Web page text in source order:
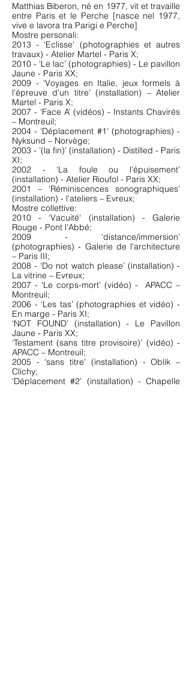
Matthias Biberon, né en 1977, vit et travaille
entre Paris et le Perche [nasce nel 1977,
vive e lavora tra Parigi e Perche]
Mostre personali:
2013 - ‘Eclisse’ (photographies et autres
travaux) - Atelier Martel - Paris X;
2010 - ‘Le lac’ (photographies) - Le pavillon
Jaune - Paris XX;
2009 - ‘Voyages en Italie, jeux formels à
l'épreuve d'un titre’ (installation) – Atelier
Martel - Paris X;
2007 - ‘Face A’ (vidéos) - Instants Chavirés
– Montreuil;
2004 - ‘Déplacement #1’ (photographies) -
Nyksund – Norvège;
2003 - ’(la fin)’ (installation) - Distilled - Paris
XI;
2002 - ‘La foule ou l'épuisement’
(installation) - Atelier Rioufol - Paris XX;
2001 – ‘Réminiscences sonographiques’
(installation) - l'ateliers – Evreux;
Mostre collettive:
2010 - ‘Vacuité‘ (installation) - Galerie
Rouge - Pont l’Abbé;
2009 - ‘distance/immersion’
(photographies) - Galerie de l'architecture
– Paris III;
2008 - ‘Do not watch please’ (installation) -
La vitrine – Evreux;
2007 - ‘Le corps-mort’ (vidéo) - APACC –
Montreuil;
2006 - ‘Les tas’ (photographies et vidéo) -
En marge - Paris XI;
‘NOT FOUND’ (installation) - Le Pavillon
Jaune - Paris XX;
‘Testament (sans titre provisoire)’ (vidéo) -
APACC – Montreuil;
2005 - ‘sans titre’ (installation) - Oblik –
Clichy;
‘Déplacement #2’ (installation) - Chapelle